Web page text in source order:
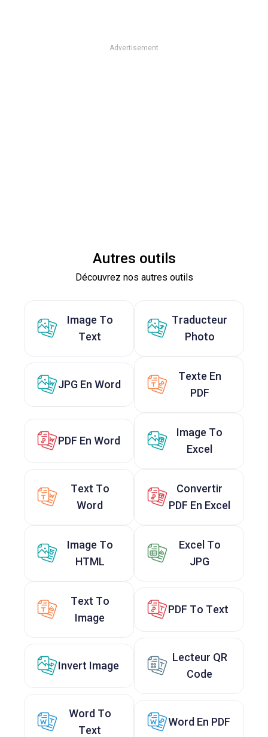
Advertisement
Autres outils
Découvrez nos autres outils
Image To
Text
Traducteur
Photo
JPG En Word
Texte En
PDF
PDF En Word
Image To
Excel
Text To
Word
Convertir
PDF En Excel
Image To
HTML
Excel To
JPG
Text To
Image
PDF To Text
Invert Image
Lecteur QR
Code
Word To
Text
Word En PDF